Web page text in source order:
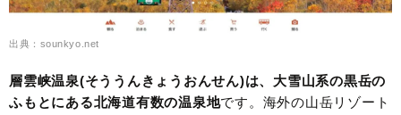
出典：sounkyo.net
層雲峡温泉(そううんきょうおんせん)は、大雪山系の黒岳の
ふもとにある北海道有数の温泉地です。海外の山岳リゾート